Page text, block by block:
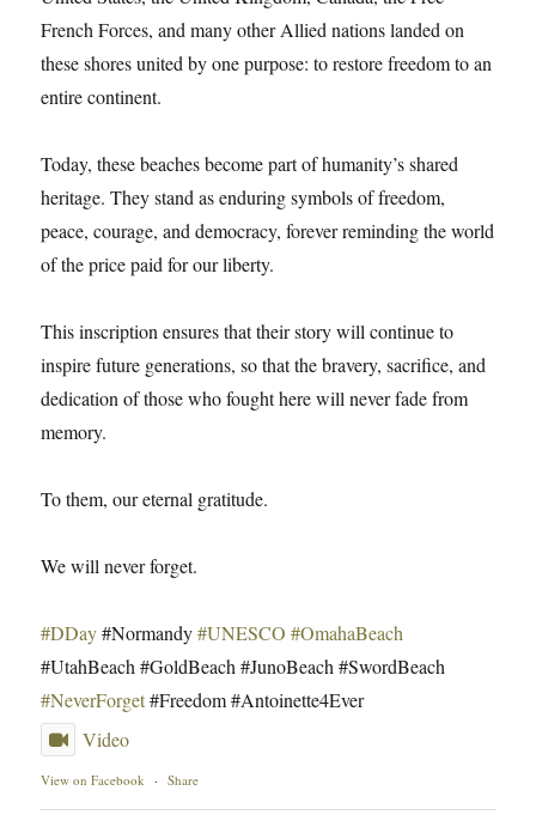
French Forces, and many other Allied nations landed on
these shores united by one purpose: to restore freedom to an
entire continent.
Today, these beaches become part of humanity’s shared
heritage. They stand as enduring symbols of freedom,
peace, courage, and democracy, forever reminding the world
of the price paid for our liberty.
This inscription ensures that their story will continue to
inspire future generations, so that the bravery, sacrifice, and
dedication of those who fought here will never fade from
memory.
To them, our eternal gratitude.
We will never forget.
#DDay#Normandy#UNESCO #OmahaBeach
#UtahBeach #GoldBeach #JunoBeach #SwordBeach
#NeverForget#Freedom #Antoinette4Ever
Video
View on Facebook · Share